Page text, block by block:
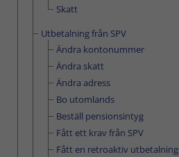
Skatt
Utbetalning från SPV
Ändra kontonummer
Ändra skatt
Ändra adress
Bo utomlands
Beställ pensionsintyg
Fått ett krav från SPV
Fått en retroaktiv utbetalning